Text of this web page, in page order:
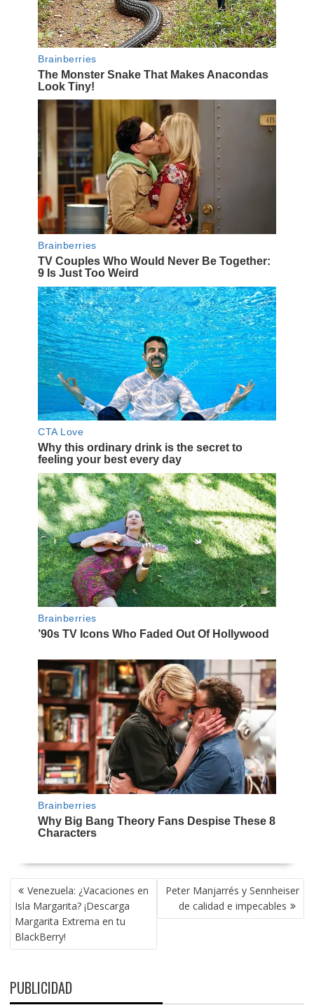
NAVEGACIÓN
DE
ENTRADAS
Venezuela: ¿Vacaciones en
Isla Margarita? ¡Descarga
Margarita Extrema en tu
BlackBerry!
Peter Manjarrés y Sennheiser
de calidad e impecables
PUBLICIDAD